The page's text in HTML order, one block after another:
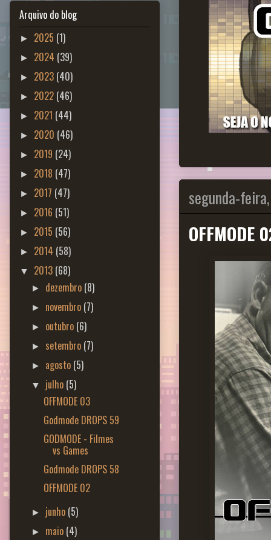
segunda-
OFFMODE
Arquivo do blog
► 2025 (1)
► 2024 (39)
► 2023 (40)
► 2022 (46)
► 2021 (44)
► 2020 (46)
► 2019 (24)
► 2018 (47)
► 2017 (47)
► 2016 (51)
► 2015 (56)
► 2014 (58)
▼ 2013 (68)
► dezembro (8)
► novembro (7)
► outubro (6)
► setembro (7)
► agosto (5)
▼ julho (5)
OFFMODE 03
Godmode DROPS 59
GODMODE - Filmes
vs Games
Godmode DROPS 58
OFFMODE 02
► junho (5)
► maio (4)